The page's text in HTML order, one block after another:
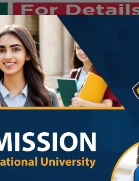
University University College Results
জাতীয় বিশ্ববিদ্যালয় ২০২৫-২৬ শিক্ষাবর্ষের ১ম
Admission